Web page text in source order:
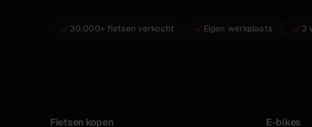
30.000+ fietsen verkocht Eigen werkplaats 3
Fietsen kopen E-bikes